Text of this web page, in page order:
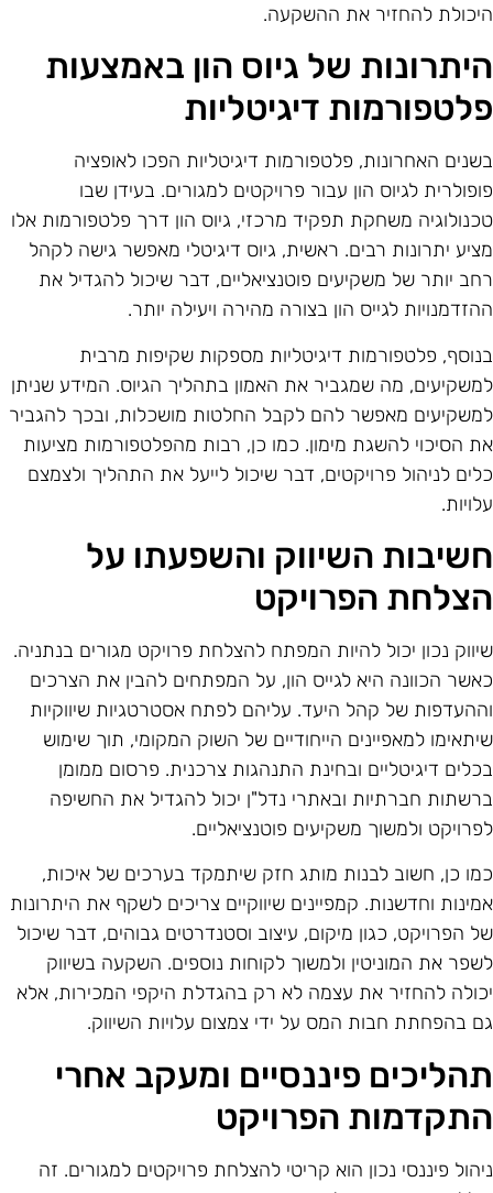
להחזיר את ההשקעה.
של גיוס הון באמצעות
דיגיטליות
האחרונות, פלטפורמות דיגיטליות הפכו לאופציה
לגיוס הון עבור פרויקטים למגורים. בעידן שבו
משחקת תפקיד מרכזי, גיוס הון דרך פלטפורמות אלו
יתרונות רבים. ראשית, גיוס דיגיטלי מאפשר גישה לקהל
יותר של משקיעים פוטנציאליים, דבר שיכול להגדיל את
לגייס הון בצורה מהירה ויעילה יותר.
פלטפורמות דיגיטליות מספקות שקיפות מרבית
מה שמגביר את האמון בתהליך הגיוס. המידע שניתן
מאפשר להם לקבל החלטות מושכלות, ובכך להגביר
הסיכוי להשגת מימון. כמו כן, רבות מהפלטפורמות מציעות
לניהול פרויקטים, דבר שיכול לייעל את התהליך ולצמצם
השיווק והשפעתו על
הפרויקט
נכון יכול להיות המפתח להצלחת פרויקט מגורים בנתניה.
הכוונה היא לגייס הון, על המפתחים להבין את הצרכים
של קהל היעד. עליהם לפתח אסטרטגיות שיווקיות
למאפיינים הייחודיים של השוק המקומי, תוך שימוש
דיגיטליים ובחינת התנהגות צרכנית. פרסום ממומן
חברתיות ובאתרי נדל"ן יכול להגדיל את החשיפה
ולמשוך משקיעים פוטנציאליים.
כן, חשוב לבנות מותג חזק שיתמקד בערכים של איכות,
וחדשנות. קמפיינים שיווקיים צריכים לשקף את היתרונות
הפרויקט, כגון מיקום, עיצוב וסטנדרטים גבוהים, דבר שיכול
את המוניטין ולמשוך לקוחות נוספים. השקעה בשיווק
להחזיר את עצמה לא רק בהגדלת היקפי המכירות, אלא
בהפחתת חבות המס על ידי צמצום עלויות השיווק.
פיננסיים ומעקב אחרי
הפרויקט
פיננסי נכון הוא קריטי להצלחת פרויקטים למגורים. זה